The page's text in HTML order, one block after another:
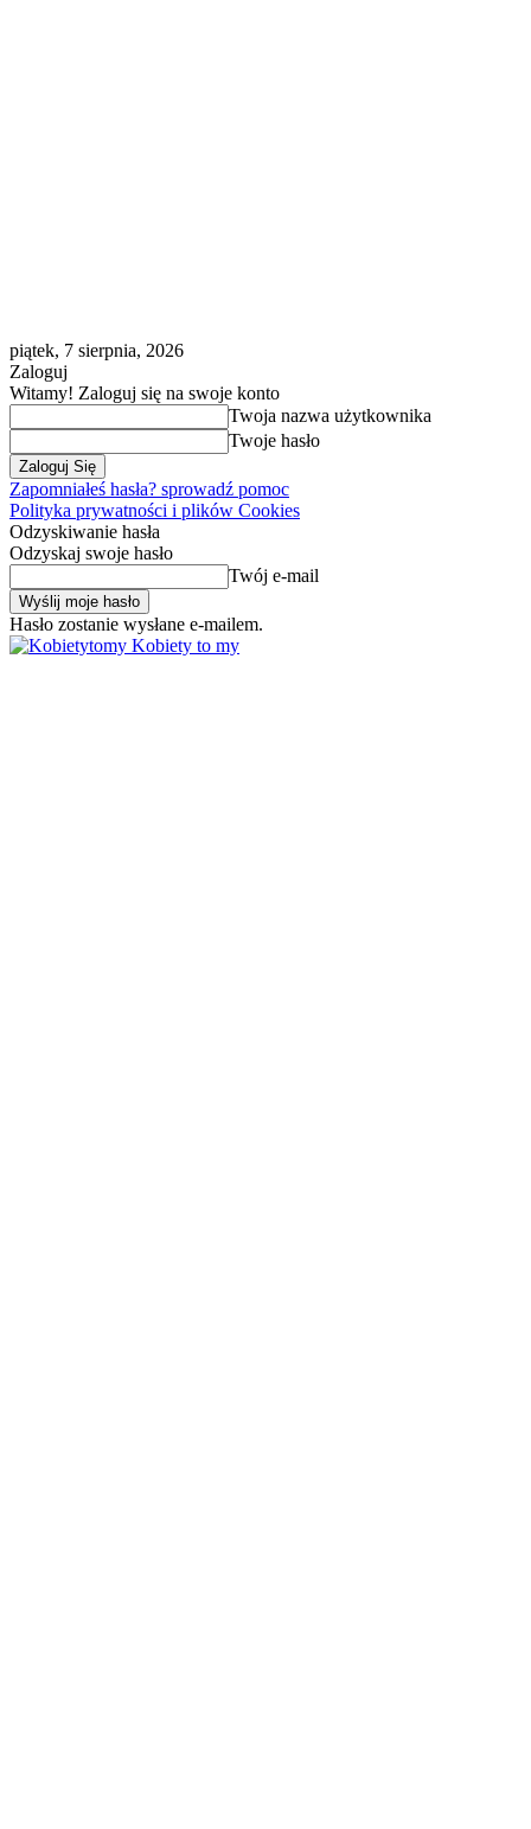
piątek, 7 sierpnia, 2026
Zaloguj
Witamy! Zaloguj się na swoje konto
Twoja nazwa użytkownika
Twoje hasło
Zapomniałeś hasła? sprowadź pomoc
Polityka prywatności i plików Cookies
Odzyskiwanie hasła
Odzyskaj swoje hasło
Twój e-mail
Hasło zostanie wysłane e-mailem.
Kobiety to my